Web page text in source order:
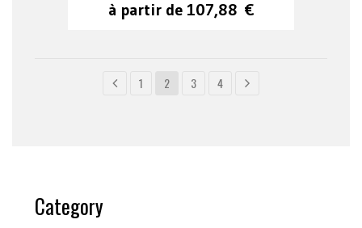
à partir de 107,88 €
1 2 3 4
Category